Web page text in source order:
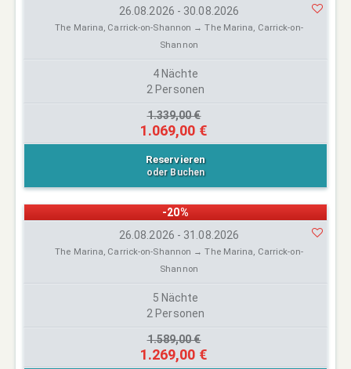
26.08.2026 - 30.08.2026
The Marina, Carrick-on-Shannon → The Marina, Carrick-on-
Shannon
4 Nächte
2 Personen
1.339,00 €
1.069,00 €
Reservieren
oder Buchen
-20%
26.08.2026 - 31.08.2026
The Marina, Carrick-on-Shannon → The Marina, Carrick-on-
Shannon
5 Nächte
2 Personen
1.589,00 €
1.269,00 €